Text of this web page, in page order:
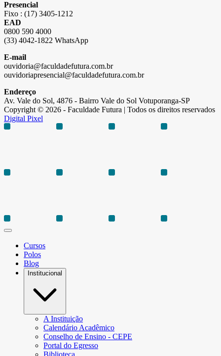
Presencial
Fixo : (17) 3405-1212
EAD
0800 590 4000
(33) 4042-1822 WhatsApp
E-mail
ouvidoria@faculdadefutura.com.br
ouvidoriapresencial@faculdadefutura.com.br
Endereço
Av. Vale do Sol, 4876 - Bairro Vale do Sol Votuporanga-SP
Copyright © 2026 - Faculdade Futura | Todos os direitos reservados
Digital Pixel
Cursos
Polos
Blog
Institucional
A Instituição
Calendário Acadêmico
Conselho de Ensino - CEPE
Portal do Egresso